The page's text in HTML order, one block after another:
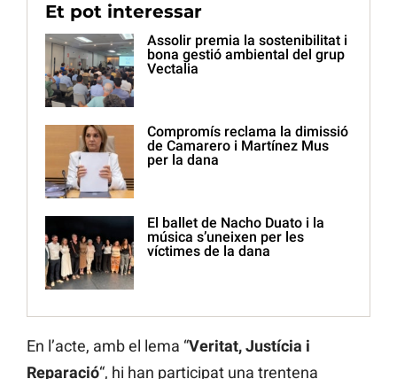
Et pot interessar
Assolir premia la sostenibilitat i
bona gestió ambiental del grup
Vectalia
Compromís reclama la dimissió
de Camarero i Martínez Mus
per la dana
El ballet de Nacho Duato i la
música s’uneixen per les
víctimes de la dana
En l’acte, amb el lema “Veritat, Justícia i
Reparació“, hi han participat una trentena